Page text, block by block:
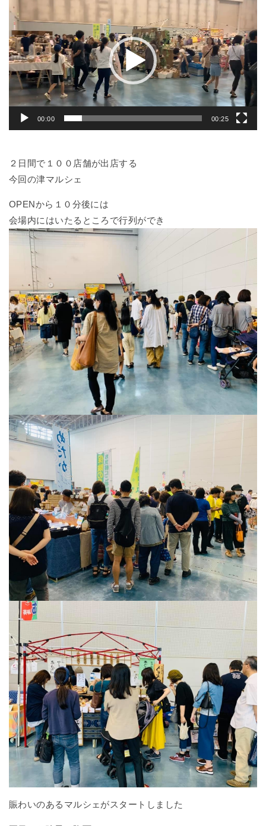
画
プ
レ
ー
ヤ
00:00 00:25
２日間で１００店舗が出店する
今回の津マルシェ
OPENから１０分後には
会場内にはいたるところで行列ができ
賑わいのあるマルシェがスタートしました